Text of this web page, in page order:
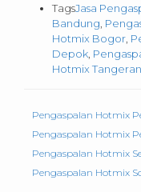
TagsJasa
Bandung
Hotmix Bogor
Depok
Hotmix
Pengaspalan Hotmix
Pengaspalan Hotmix
Pengaspalan Hotmix
Pengaspalan Hotmix